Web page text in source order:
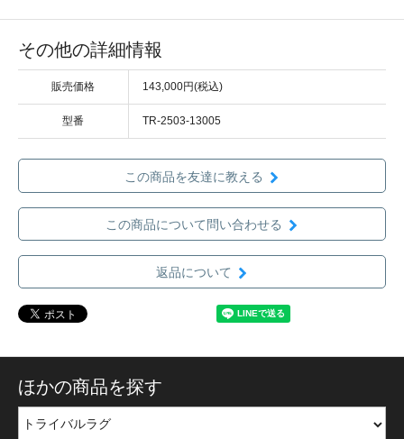
その他の詳細情報
販売価格 143,000円(税込)
型番 TR-2503-13005
この商品を友達に教える
この商品について問い合わせる
返品について
ほかの商品を探す